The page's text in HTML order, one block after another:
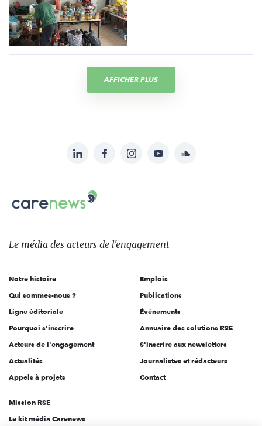
AFFICHER PLUS
sur:
LinkedInFacebookInstagramYouTubeSoundcloud
Carenews,
Le
des
l'engagement
Le média des acteurs de l'engagement
Notre histoire
Qui sommes-nous ?
Ligne éditoriale
Pourquoi s'inscrire
Acteurs de l'engagement
Actualités
Appels à projets
Emplois
Publications
Évènements
Annuaire des solutions RSE
S'inscrire aux newsletters
Journalistes et rédacteurs
Contact
Mission RSE
Le kit média Carenews